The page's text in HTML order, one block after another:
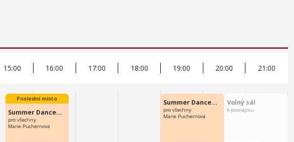
15:00 16:00 17:00 18:00 19:00 20:00 21:00
Poslední místo
Summer Dance…
pro všechny
Marie Puchernová
Summer Dance…
pro všechny
Marie Puchernová
Volný sál
k pronájmu